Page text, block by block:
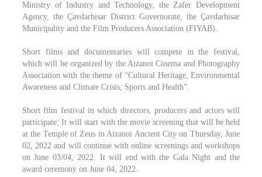
Ministry of Industry and Technology, the Zafer Development
Agency, the Çavdarhisar District Governorate, the Çavdarhisar
Municipality and the Film Producers Association (FIYAB).
Short films and documentaries will compete in the festival,
which will be organized by the Aizanoi Cinema and Photography
Association with the theme of “Cultural Heritage, Environmental
Awareness and Climate Crisis, Sports and Health”.
Short film festival in which directors, producers and actors will
participate; It will start with the movie screening that will be held
at the Temple of Zeus in Aizanoi Ancient City on Thursday, June
02, 2022 and will continue with online screenings and workshops
on June 03/04, 2022. It will end with the Gala Night and the
award ceremony on June 04, 2022.